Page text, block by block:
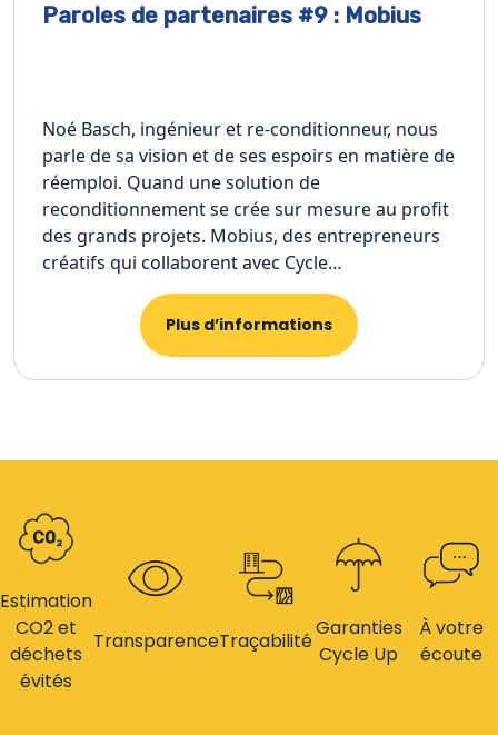
Paroles de partenaires #9 : Mobius
Noé Basch, ingénieur et re-conditionneur, nous
parle de sa vision et de ses espoirs en matière de
réemploi. Quand une solution de
reconditionnement se crée sur mesure au profit
des grands projets. Mobius, des entrepreneurs
créatifs qui collaborent avec Cycle…
Plus d’informations
Estimation
CO2 et
déchets
évités
TransparenceTraçabilité
Garanties
Cycle Up
À votre
écoute